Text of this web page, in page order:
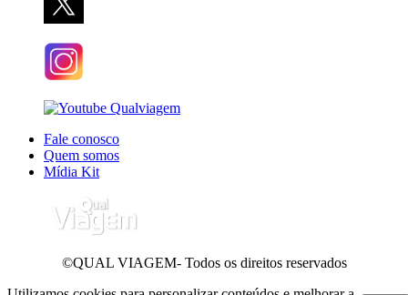
Fale conosco
Quem somos
Mídia Kit
©QUAL VIAGEM- Todos os direitos reservados